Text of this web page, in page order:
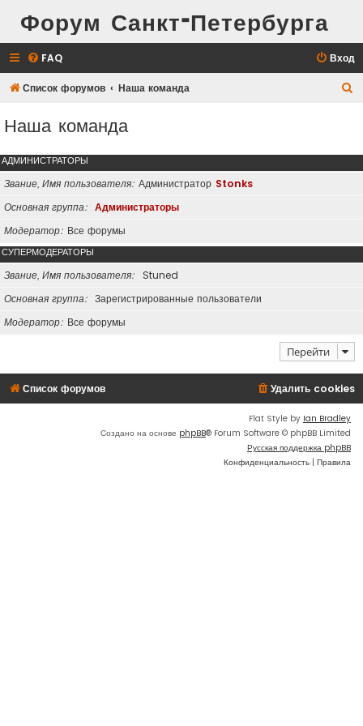
Форум Санкт-Петербурга
FAQ Вход
Список форумов Наша команда
к
Наша команда
АДМИНИСТРАТОРЫ
Звание, Имя пользователя Администратор Stonks
Основная группа
Администраторы
Модератор Все форумы
СУПЕРМОДЕРАТОРЫ
Звание, Имя пользователя
Stuned
Основная группа
Зарегистрированные пользователи
Модератор Все форумы
Перейти
Список форумов Удалить cookies
Flat Style by Ian Bradley
Создано на основе phpBB® Forum Software © phpBB Limited
Русская поддержка phpBB
Конфиденциальность | Правила